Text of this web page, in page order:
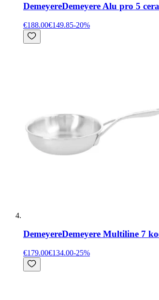
DemeyereDemeyere Alu pro 5
€188.00€149.85-20%
DemeyereDemeyere Multiline 7
€179.00€134.00-25%